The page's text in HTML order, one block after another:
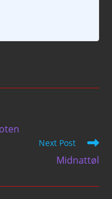
Next Post
Midnattøl